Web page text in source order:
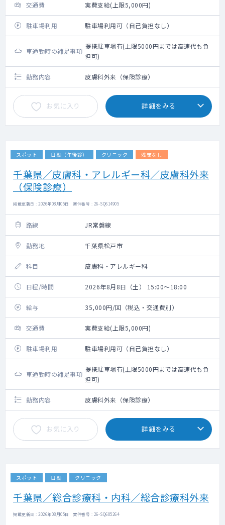
交通費 実費支給(上限5,000円)
駐車場利用 駐車場利用可（自己負担なし）
車通勤時の補足事項
提携駐車場有(上限5000円までは高速代も負
担可)
勤務内容 皮膚科外来（保険診療）
お気に入り 詳細をみる
スポット 日勤（午後診） クリニック 残業なし
千葉県／皮膚科・アレルギー科／皮膚科外来
（保険診療）
掲載更新日 : 2026年08月05日 案件番号 : 26-SQ614905
路線 JR常磐線
勤務地 千葉県松戸市
科目 皮膚科・アレルギー科
日程/時間 2026年8月8日（土） 15:00～18:00
給与 35,000円/回（税込・交通費別）
交通費 実費支給(上限5,000円)
駐車場利用 駐車場利用可（自己負担なし）
車通勤時の補足事項
提携駐車場有(上限5000円までは高速代も負
担可)
勤務内容 皮膚科外来（保険診療）
お気に入り 詳細をみる
スポット 日勤 クリニック
千葉県／総合診療科・内科／総合診療科外来
掲載更新日 : 2026年08月05日 案件番号 : 26-SQ605264